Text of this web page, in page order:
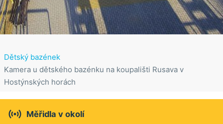
Dětský bazének
Kamera u dětského bazénku na koupališti Rusava v
Hostýnských horách
 Měřidla v okolí